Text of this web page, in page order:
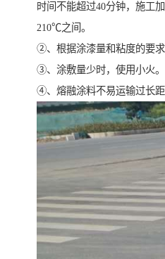
时间不能超过40分钟，施工
210℃之间。
②、根据涂漆量和粘度的要求
③、涂敷量少时，使用小火。
④、熔融涂料不易运输过长距